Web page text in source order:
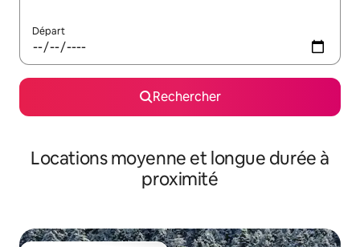
Départ
Rechercher
Locations moyenne et longue durée à
proximité